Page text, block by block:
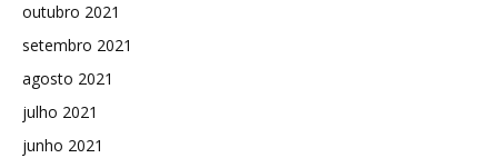
outubro 2021
setembro 2021
agosto 2021
julho 2021
junho 2021